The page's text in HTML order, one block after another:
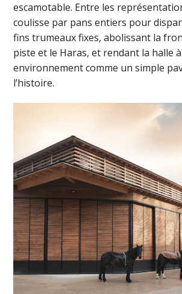
escamotable. Entre les
coulisse par pans entiers pour
fins trumeaux fixes, abolissant la
piste et le Haras, et rendant la halle
environnement comme un simple
l’histoire.